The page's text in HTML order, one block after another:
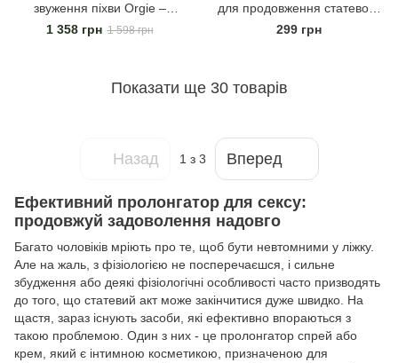
звуження піхви Orgie –
Tighten + пролонгатор Orgie
1 358 грн 1 598 грн
для продовження статевого
акту з лідокаїном, 15 мл
299 грн
Показати ще 30 товарів
Назад 1 з 3 Вперед
Ефективний пролонгатор для сексу:
продовжуй задоволення надовго
Багато чоловіків мріють про те, щоб бути невтомними у ліжку.
Але на жаль, з фізіологією не посперечаєшся, і сильне
збудження або деякі фізіологічні особливості часто призводять
до того, що статевий акт може закінчитися дуже швидко. На
щастя, зараз існують засоби, які ефективно впораються з
такою проблемою. Один з них - це пролонгатор спрей або
крем, який є інтимною косметикою, призначеною для